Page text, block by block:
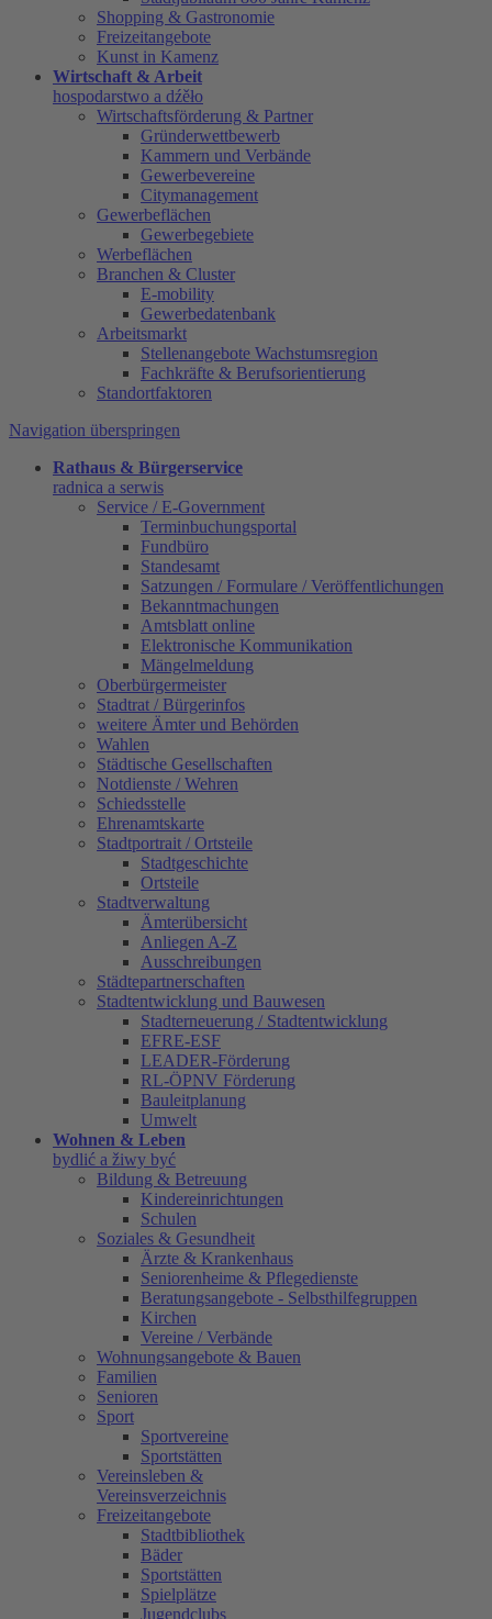
Shopping & Gastronomie
Freizeitangebote
Kunst in Kamenz
Wirtschaft & Arbeit
hospodarstwo a dźěło
Wirtschaftsförderung & Partner
Gründerwettbewerb
Kammern und Verbände
Gewerbevereine
Citymanagement
Gewerbeflächen
Gewerbegebiete
Werbeflächen
Branchen & Cluster
E-mobility
Gewerbedatenbank
Arbeitsmarkt
Stellenangebote Wachstumsregion
Fachkräfte & Berufsorientierung
Standortfaktoren
Navigation überspringen
Rathaus & Bürgerservice
radnica a serwis
Service / E-Government
Terminbuchungsportal
Fundbüro
Standesamt
Satzungen / Formulare / Veröffentlichungen
Bekanntmachungen
Amtsblatt online
Elektronische Kommunikation
Mängelmeldung
Oberbürgermeister
Stadtrat / Bürgerinfos
weitere Ämter und Behörden
Wahlen
Städtische Gesellschaften
Notdienste / Wehren
Schiedsstelle
Ehrenamtskarte
Stadtportrait / Ortsteile
Stadtgeschichte
Ortsteile
Stadtverwaltung
Ämterübersicht
Anliegen A-Z
Ausschreibungen
Städtepartnerschaften
Stadtentwicklung und Bauwesen
Stadterneuerung / Stadtentwicklung
EFRE-ESF
LEADER-Förderung
RL-ÖPNV Förderung
Bauleitplanung
Umwelt
Wohnen & Leben
bydlić a žiwy być
Bildung & Betreuung
Kindereinrichtungen
Schulen
Soziales & Gesundheit
Ärzte & Krankenhaus
Seniorenheime & Pflegedienste
Beratungsangebote - Selbsthilfegruppen
Kirchen
Vereine / Verbände
Wohnungsangebote & Bauen
Familien
Senioren
Sport
Sportvereine
Sportstätten
Vereinsleben &
Vereinsverzeichnis
Freizeitangebote
Stadtbibliothek
Bäder
Sportstätten
Spielplätze
Jugendclubs